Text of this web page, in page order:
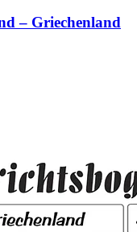
– Griechenland